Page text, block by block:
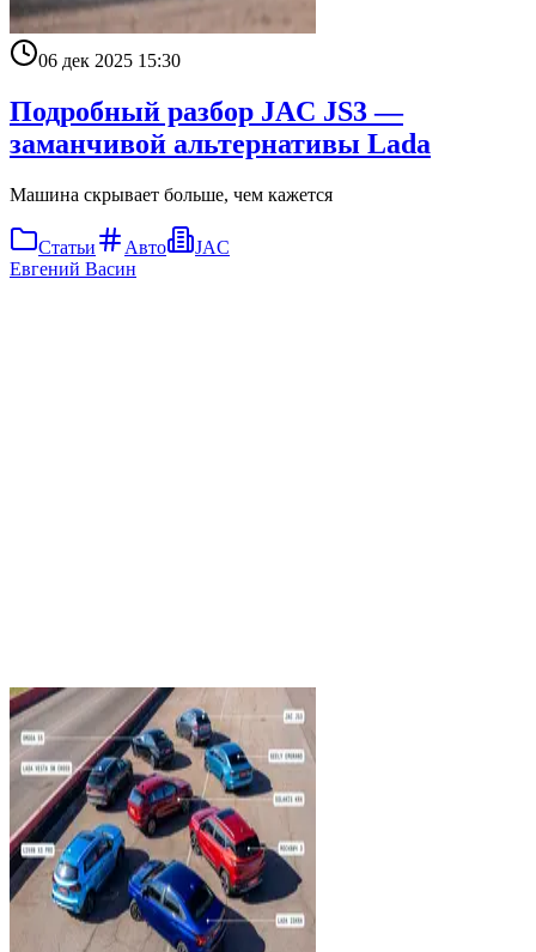
06 дек 2025 15:30
Подробный разбор JAC JS3 —
заманчивой альтернативы Lada
Машина скрывает больше, чем кажется
Статьи Авто
JAC
Евгений Васин